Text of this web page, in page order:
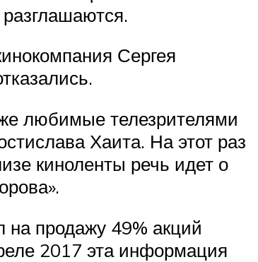
Сергея
любимые телезрителями
Хаита. На этот раз
киноленты речь идет о
на продажу 49% акций
2017 эта информация